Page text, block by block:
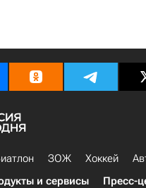
ЗОЖ Хоккей
и сервисы Пресс-